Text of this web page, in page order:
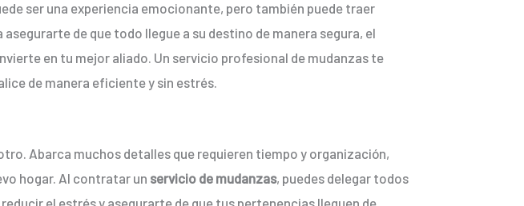
ser una experiencia emocionante, pero también puede traer
de que todo llegue a su destino de manera segura, el
en tu mejor aliado. Un servicio profesional de mudanzas te
de manera eficiente y sin estrés.
Abarca muchos detalles que requieren tiempo y organización,
hogar. Al contratar un servicio de mudanzas, puedes delegar todos
el estrés y asegurarte de que tus pertenencias lleguen de